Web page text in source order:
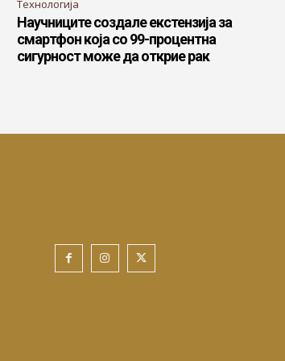
Технологија
Научниците создале екстензија за
смартфон која со 99-процентна
сигурност може да открие рак